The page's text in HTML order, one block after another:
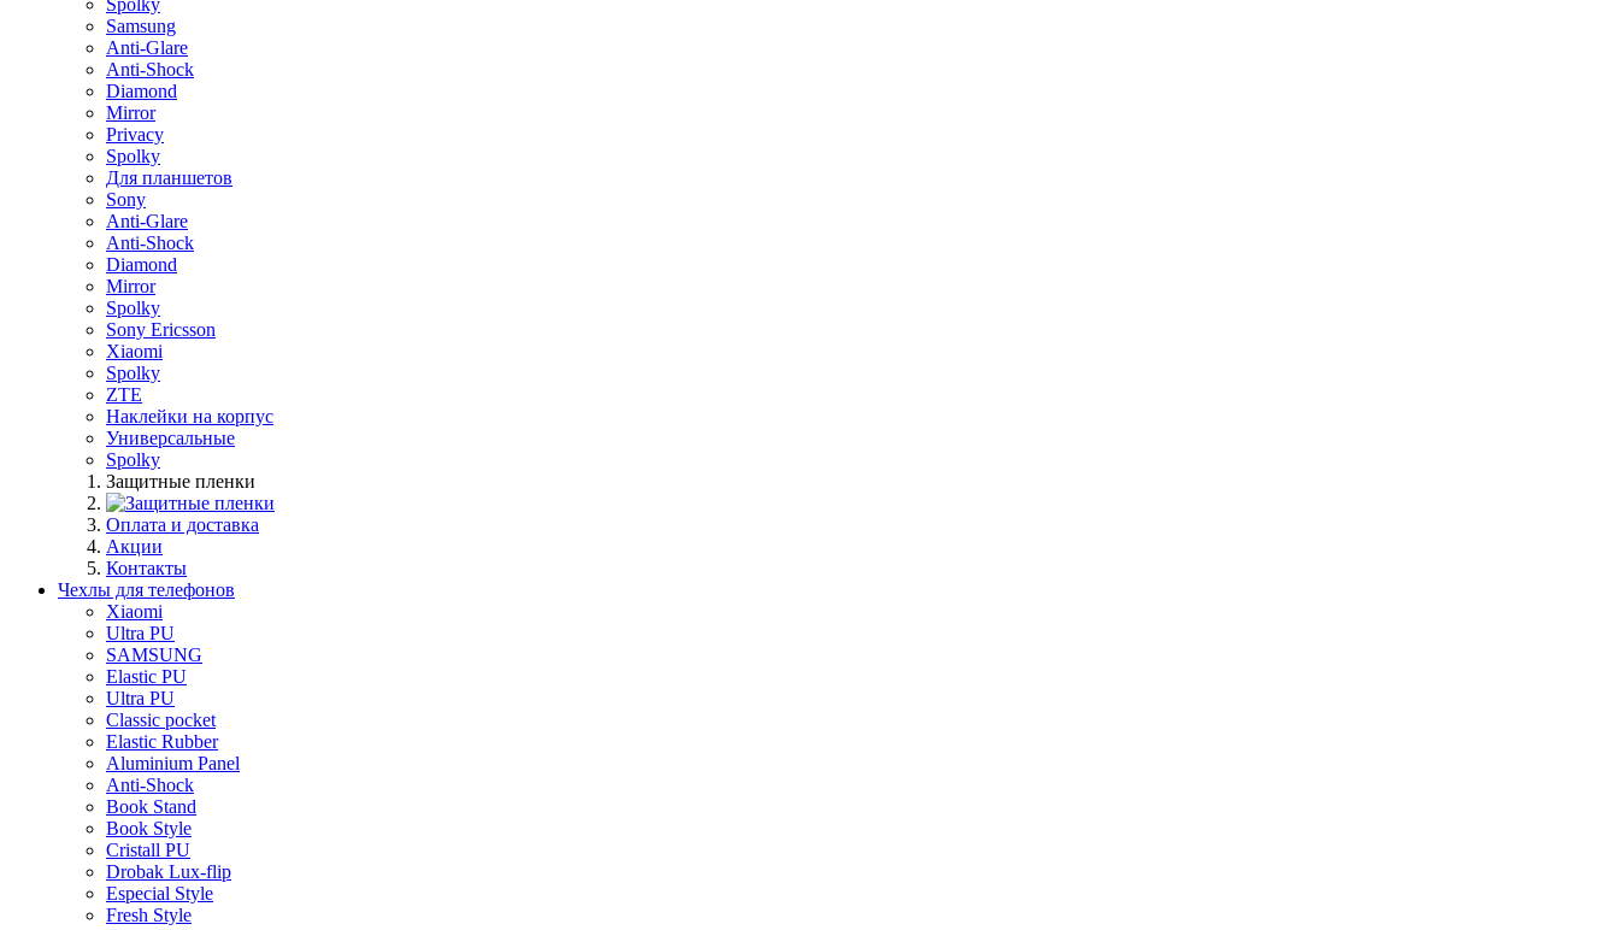
Spolky
Samsung
Anti-Glare
Anti-Shock
Diamond
Mirror
Privacy
Spolky
Для планшетов
Sony
Anti-Glare
Anti-Shock
Diamond
Mirror
Spolky
Sony Ericsson
Xiaomi
Spolky
ZTE
Наклейки на корпус
Универсальные
Spolky
Защитные пленки
Оплата и доставка
Акции
Контакты
Чехлы для телефонов
Xiaomi
Ultra PU
SAMSUNG
Elastic PU
Ultra PU
Classic pocket
Elastic Rubber
Aluminium Panel
Anti-Shock
Book Stand
Book Style
Cristall PU
Drobak Lux-flip
Especial Style
Fresh Style